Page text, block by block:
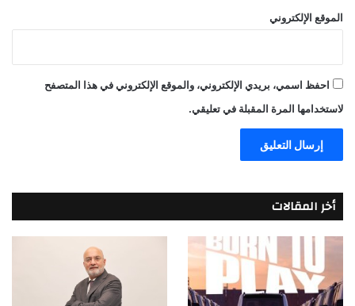
الموقع الإلكتروني
احفظ اسمي، بريدي الإلكتروني، والموقع الإلكتروني في هذا المتصفح
لاستخدامها المرة المقبلة في تعليقي.
أخر المقالات